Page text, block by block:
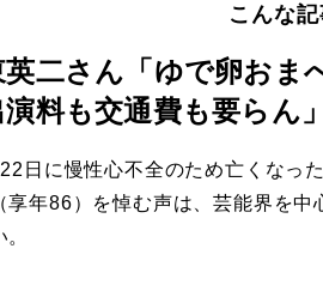
こんな
英二さん「ゆで卵おま
演料も交通費も要らん
日に慢性心不全のため亡くなっ
享年86）を悼む声は、芸能界を中